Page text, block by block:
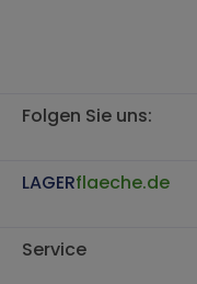
Folgen Sie uns:
LAGERflaeche.de
Service